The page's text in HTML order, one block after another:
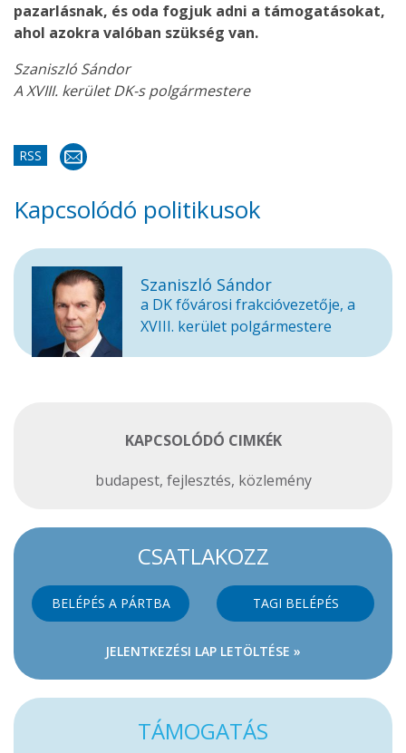
pazarlásnak, és oda fogjuk adni a támogatásokat,
ahol azokra valóban szükség van.
Szaniszló Sándor
A XVIII. kerület DK-s polgármestere
RSS
Kapcsolódó politikusok
Szaniszló Sándor
a DK fővárosi frakcióvezetője, a
XVIII. kerület polgármestere
KAPCSOLÓDÓ CIMKÉK
budapest, fejlesztés, közlemény
CSATLAKOZZ
BELÉPÉS A PÁRTBA TAGI BELÉPÉS
JELENTKEZÉSI LAP LETÖLTÉSE »
TÁMOGATÁS